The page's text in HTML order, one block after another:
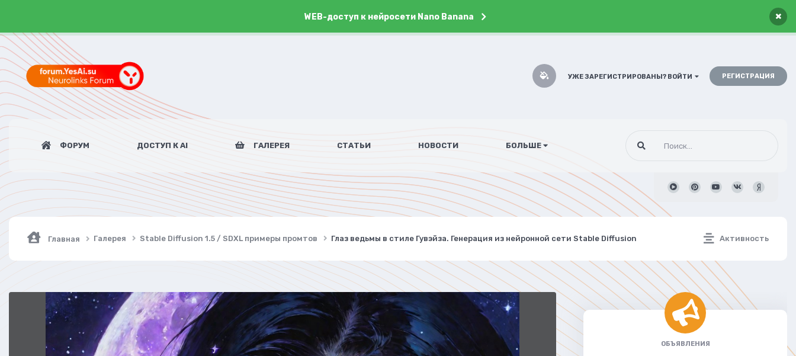
WEB-доступ к нейросети Nano Banana ×
УЖЕ ЗАРЕГИСТРИРОВАНЫ? ВОЙТИ РЕГИСТРАЦИЯ
ФОРУМ ДОСТУП К AI ГАЛЕРЕЯ СТАТЬИ НОВОСТИ БОЛЬШЕ
Активность
Главная Галерея Stable Diffusion 1.5 / SDXL примеры промтов Глаз ведьмы в стиле Гувэйза. Генерация из нейронной сети Stable Diffusion
ОБЪЯВЛЕНИЯ